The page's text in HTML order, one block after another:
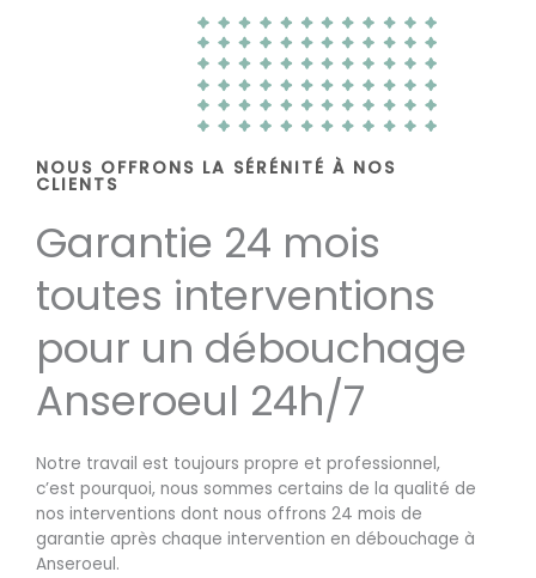
NOUS OFFRONS LA SÉRÉNITÉ À NOS
CLIENTS
Garantie 24 mois
toutes interventions
pour un débouchage
Anseroeul 24h/7
Notre travail est toujours propre et professionnel,
c’est pourquoi, nous sommes certains de la qualité de
nos interventions dont nous offrons 24 mois de
garantie après chaque intervention en débouchage à
Anseroeul.